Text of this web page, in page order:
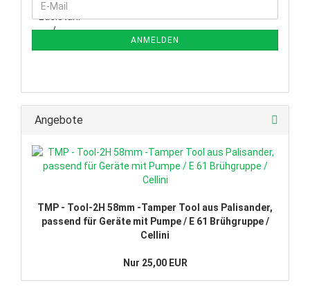
ZUR
NEWSLETTER-
E-
Mail
ANMELDEN
Angebote
TMP - Tool-2H 58mm -Tamper Tool aus Palisander,
passend für Geräte mit Pumpe / E 61 Brühgruppe /
Cellini
Nur 25,00 EUR